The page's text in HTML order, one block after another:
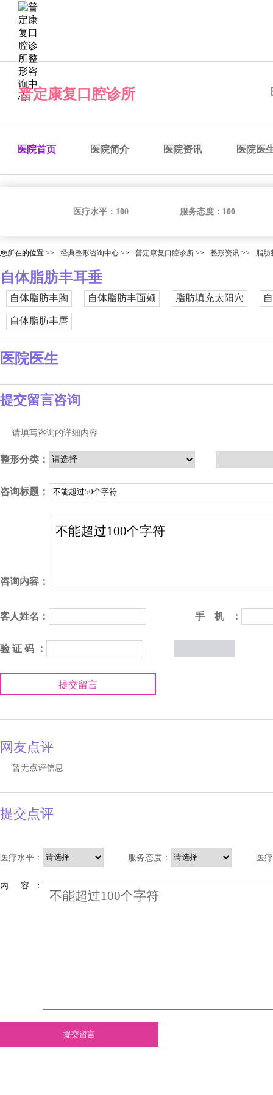
普定康复口腔诊所
医院首页 医院简介 医院资讯 医院医
医疗水平： 100 服务态度： 100
您所在的位置 >> 经典整形咨询中心 >> 普定康复口腔诊所 >> 整形资讯 >> 脂肪
自体脂肪丰耳垂
自体脂肪丰胸 自体脂肪丰面颊 脂肪填充太阳穴
自体脂肪丰唇
医院医生
提交留言咨询
请填写咨询的详细内容
整形分类：
咨询标题：
咨询内容：
客人姓名： 手 机 ：
验 证 码 ：
提交留言
网友点评
暂无点评信息
提交点评
医疗水平： 服务态度： 医
内 容 ：
提交留言